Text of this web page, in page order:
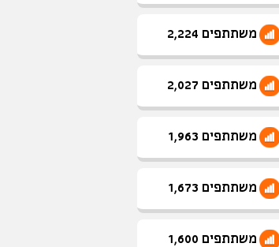
משתתפים 2,224
משתתפים 2,027
משתתפים 1,963
משתתפים 1,673
משתתפים 1,600